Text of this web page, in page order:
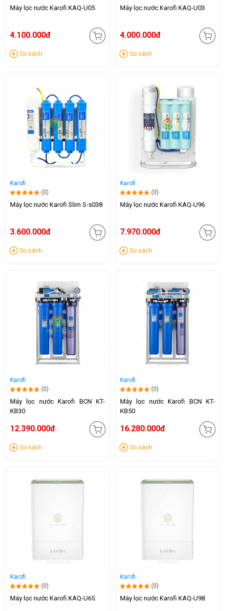
Máy lọc nước Karofi KAQ-U05
4.100.000đ
So sánh
Máy lọc nước Karofi KAQ-U03
4.000.000đ
So sánh
Karofi
(0)
Máy lọc nước Karofi Slim S-s038
3.600.000đ
So sánh
Karofi
(0)
Máy lọc nước Karofi KAQ-U96
7.970.000đ
So sánh
Karofi
(0)
Máy lọc nước Karofi BCN KT-
KB30
12.390.000đ
So sánh
Karofi
(0)
Máy lọc nước Karofi BCN KT-
KB50
16.280.000đ
So sánh
Karofi
(0)
Máy lọc nước Karofi KAQ-U65
Karofi
(0)
Máy lọc nước Karofi KAQ-U98